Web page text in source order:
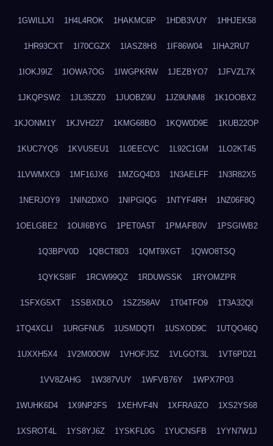
1GWILLXI 1H4L4ROK 1HAKMC6P 1HDB3VUY 1HHJEK58
1HR93CXT 1I70CGZX 1IASZ8H3 1IF86W04 1IHA2RU7
1IOKJ9IZ 1IOWA7OG 1IWGPKRW 1JEZBYO7 1JFVZL7X
1JKQPSW2 1JL35ZZ0 1JUOBZ9U 1JZ9UNM8 1K1OOBX2
1KJONM1Y 1KJVH227 1KMG68BO 1KQW0D9E 1KUB22OP
1KUC7YQ5 1KVUSEU1 1L0EECVC 1L92C1GM 1LO2KT45
1LVWMXC9 1MF16JX6 1MZGQ4D3 1N3AELFF 1N3R82X5
1NERJOY9 1NIN2DXO 1NIPGIQG 1NTYF4RH 1NZ06F8Q
1OELGBE2 1OUI6BYG 1PET0A5T 1PMAFB0V 1PSGIWB2
1Q3BPV0D 1QBCT8D3 1QMT9XGT 1QWO8TSQ
1QYKS8IF 1RCW99QZ 1RDUWSSK 1RYOMZPR
1SFXG5XT 1SSBXDLO 1SZ258AV 1T04TFO9 1T3A32QI
1TQ4XCLI 1URGFNU5 1USMDQTI 1USXOD9C 1UTQO46Q
1UXXH5X4 1V2M00OW 1VHOFJ5Z 1VLGOT3L 1VT6PD21
1VV8ZAHG 1W387VUY 1WFVB76Y 1WPX7P03
1WUHK6D4 1X9NP2FS 1XEHVF4N 1XFRA9ZO 1XS2YS68
1XSROT4L 1YS8YJ6Z 1YSKFL0G 1YUCNSFB 1YYN7W1J